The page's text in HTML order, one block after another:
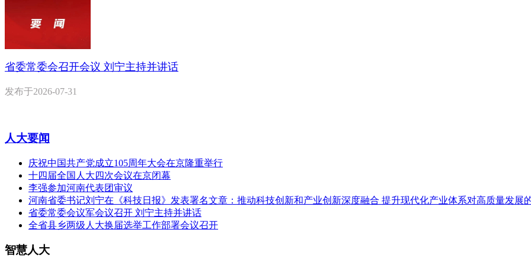
省委常委会召开会议 刘宁主持并讲话
发布于2026-07-31
人大要闻
庆祝中国共产党成立105周年大会在京隆重举行
十四届全国人大四次会议在京闭幕
李强参加河南代表团审议
河南省委书记刘宁在《科技日报》发表署名文章：推动科技创新和产业创新深度融合 提升现代化产业体系对高质量发展
省委常委会议军会议召开 刘宁主持并讲话
全省县乡两级人大换届选举工作部署会议召开
智慧人大